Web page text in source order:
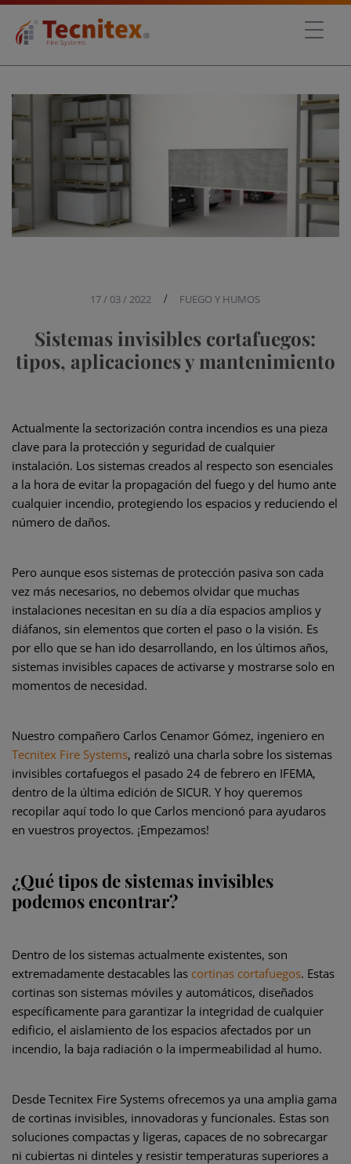
17 / 03 / 2022 / FUEGO Y HUMOS
Sistemas invisibles cortafuegos:
tipos, aplicaciones y mantenimiento
Actualmente la sectorización contra incendios es una pieza
clave para la protección y seguridad de cualquier
instalación. Los sistemas creados al respecto son esenciales
a la hora de evitar la propagación del fuego y del humo ante
cualquier incendio, protegiendo los espacios y reduciendo el
número de daños.
Pero aunque esos sistemas de protección pasiva son cada
vez más necesarios, no debemos olvidar que muchas
instalaciones necesitan en su día a día espacios amplios y
diáfanos, sin elementos que corten el paso o la visión. Es
por ello que se han ido desarrollando, en los últimos años,
sistemas invisibles capaces de activarse y mostrarse solo en
momentos de necesidad.
Nuestro compañero Carlos Cenamor Gómez, ingeniero en
Tecnitex Fire Systems, realizó una charla sobre los sistemas
invisibles cortafuegos el pasado 24 de febrero en IFEMA,
dentro de la última edición de SICUR. Y hoy queremos
recopilar aquí todo lo que Carlos mencionó para ayudaros
en vuestros proyectos. ¡Empezamos!
¿Qué tipos de sistemas invisibles
podemos encontrar?
Dentro de los sistemas actualmente existentes, son
extremadamente destacables las cortinas cortafuegos. Estas
cortinas son sistemas móviles y automáticos, diseñados
específicamente para garantizar la integridad de cualquier
edificio, el aislamiento de los espacios afectados por un
incendio, la baja radiación o la impermeabilidad al humo.
Desde Tecnitex Fire Systems ofrecemos ya una amplia gama
de cortinas invisibles, innovadoras y funcionales. Estas son
soluciones compactas y ligeras, capaces de no sobrecargar
ni cubiertas ni dinteles y resistir temperaturas superiores a